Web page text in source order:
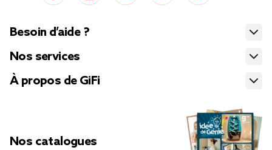
Besoin d’aide ?
Nos services
À propos de GiFi
Nos catalogues